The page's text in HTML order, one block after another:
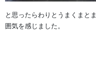
と思ったらわりとうまくまと
囲気を感じました。